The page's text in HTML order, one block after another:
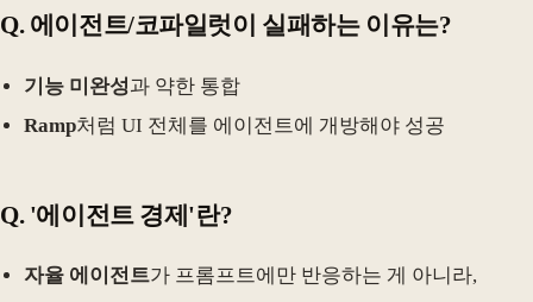
Q. 에이전트/코파일럿이 실패하는 이유는?
기능 미완성과 약한 통합
Ramp처럼 UI 전체를 에이전트에 개방해야 성공
Q. '에이전트 경제'란?
자율 에이전트가 프롬프트에만 반응하는 게 아니라,